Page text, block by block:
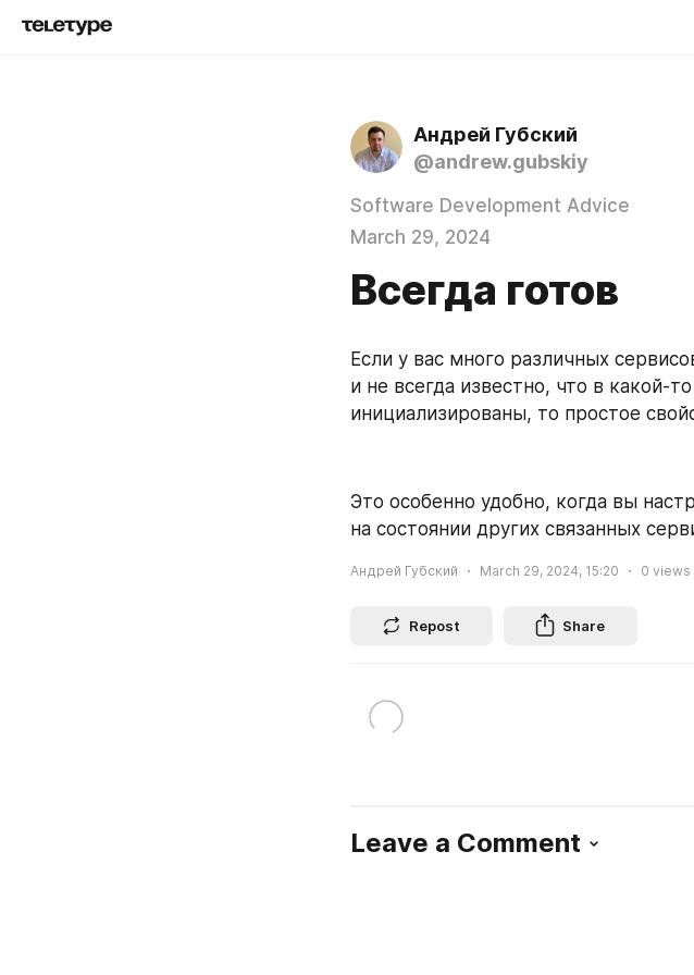
Андрей Губский
@andrew.gubskiy
Software Development Advice
March 29, 2024
Всегда готов
Если у вас много различных
и не всегда известно, что в какой-
инициализированы, то простое
Это особенно удобно, когда вы
на состоянии других связанных
Андрей Губский March 29, 2024, 15:20 0 views
Repost Share
Leave a Comment